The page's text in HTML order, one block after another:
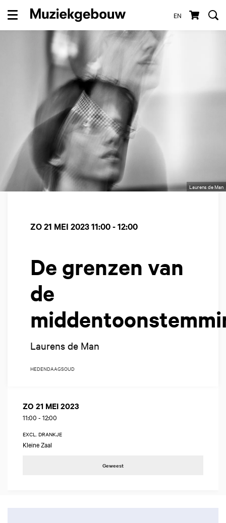
EN
Menu
Laurens de Man
De grenzen van
de
Laurens de Man
ZO 21 MEI 202311:00 - 12:00
HEDENDAAGSOUD
ZO 21 MEI 2023
11:00 - 12:00
EXCL. DRANKJE
Kleine Zaal
Geweest